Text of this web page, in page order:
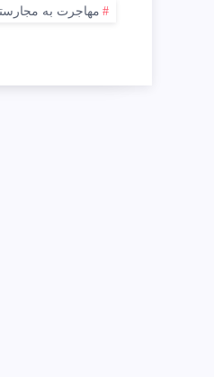
مهاجرت به